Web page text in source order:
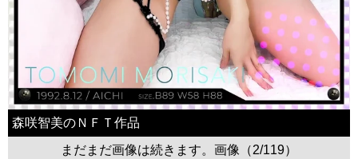
森咲智美のＮＦＴ作品
まだまだ画像は続きます。画像（2/119）